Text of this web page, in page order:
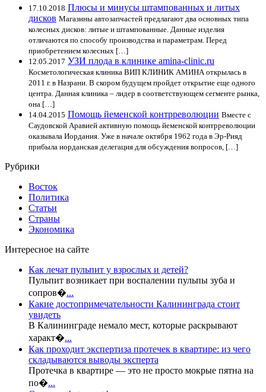
17.10.2018 Плюсы и минусы штампованных и литых
дисков Магазины автозапчастей предлагают два основных типа
колесных дисков: литые и штампованные. Данные изделия
отличаются по способу производства и параметрам. Перед
приобретением колесных […]
12.05.2017 УЗИ плода в клинике amina-clinic.ru
Косметологическая клиника ВИП КЛИНИК АМИНА открылась в
2011 г. в Назрани. В скором будущем пройдет открытие еще одного
центра. Данная клиника – лидер в соответствующем сегменте рынка,
она […]
14.04.2015 Помощь йеменской контрреволюции Вместе с
Саудовской Аравией активную помощь йеменской контрреволюции
оказывала Иордания. Уже в начале октября 1962 года в Эр-Рияд
прибыла иорданская делегация для обсуждения вопросов, […]
Рубрики
Восток
Политика
Статьи
Страны
Экономика
Интересное на сайте
Как лечат пульпит у взрослых и детей?
Пульпит возникает при воспалении пульпы зуба и
сопров�...
Какие достопримечательности Калининграда стоит
увидеть
В Калининграде немало мест, которые раскрывают
характ�...
Как проходит экспертиза протечек в квартире: из чего
складываются выводы эксперта
Протечка в квартире — это не просто мокрые пятна на
по�...